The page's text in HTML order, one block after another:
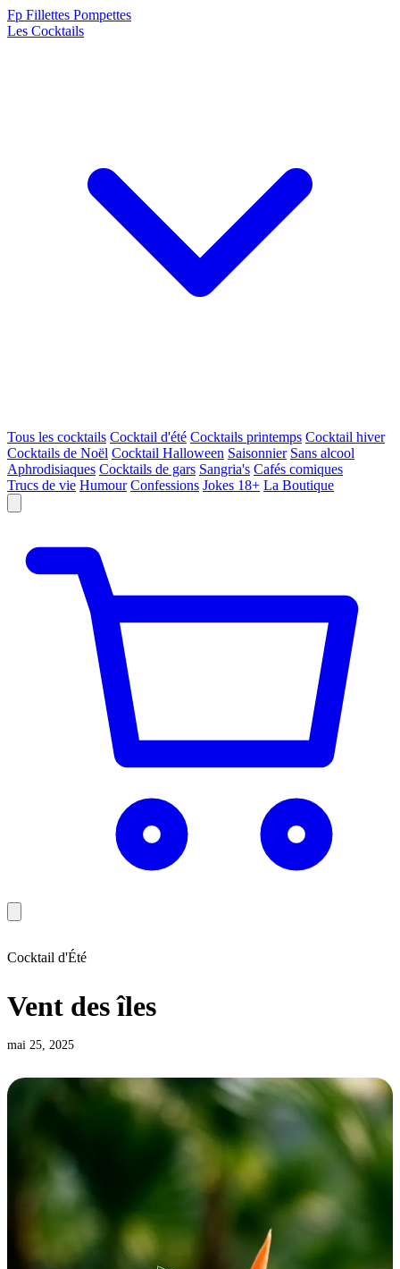
Fp Fillettes Pompettes
Les Cocktails
Tous les cocktails Cocktail d'été Cocktails printemps Cocktail hiver
Cocktails de Noël Cocktail Halloween Saisonnier Sans alcool
Aphrodisiaques Cocktails de gars Sangria's Cafés comiques
Trucs de vie Humour Confessions Jokes 18+ La Boutique
Cocktail d'Été
Vent des îles
mai 25, 2025